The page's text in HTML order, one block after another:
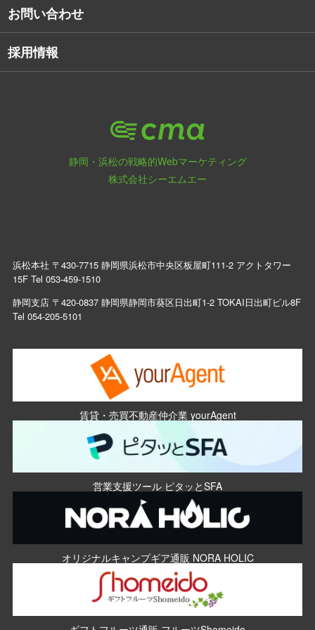
お問い合わせ
採用情報
静岡・浜松の戦略的Webマーケティング
株式会社シーエムエー
浜松本社 〒430-7715 静岡県浜松市中央区板屋町111-2 アクトタワー
15F Tel 053-459-1510
静岡支店 〒420-0837 静岡県静岡市葵区日出町1-2 TOKAI日出町ビル8F
Tel 054-205-5101
賃貸・売買不動産仲介業 yourAgent
営業支援ツール ピタッとSFA
オリジナルキャンプギア通販 NORA HOLIC